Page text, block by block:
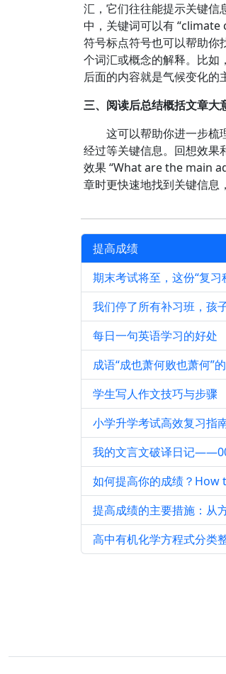
汇，它们往往能提示关键信
中，关键词可以有
符号标点符号也可以帮助你
个词汇或概念的解释。比
后面的内容就是气候变化的
三、阅读后总结概括文章大
这可以帮助你进一步梳
经过等关键信息。回想效果
效果 “What are the main
章时更快速地找到关键信息
提高成绩
期末考试将至，这份“复习
我们停了所有补习班，孩
每日一句英语学习的好处
成语“成也萧何败也萧何”
学生写人作文技巧与步骤
小学升学考试高效复习指
我的文言文破译日记
如何提高你的成绩？
提高成绩的主要措施：从
高中有机化学方程式分类